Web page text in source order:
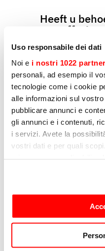
Uso responsabile dei dati
Noi e i nostri 1022 partner
personali, ad esempio il
tecnologie come i cookie
alle informazioni sul
pubblicare annunci e
gli annunci e i contenuti,
i servizi. Avete la
vostri dati e per quali
modificare o revocare il
momento dalla
sull'icona di attivazione
raccogliere
Heeft u
offerte
product?
nemen zo
Bedrijf
Activiteit
Voornaam